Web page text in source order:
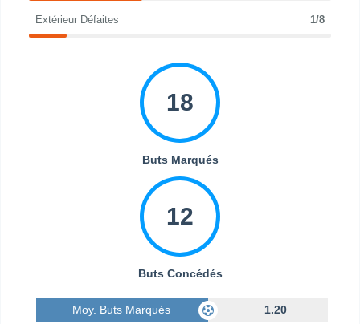
Extérieur Défaites 1/8
18
Buts Marqués
12
Buts Concédés
Moy. Buts Marqués 1.20